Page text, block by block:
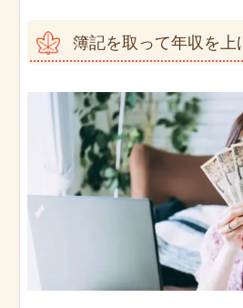
簿記を取って年収を上